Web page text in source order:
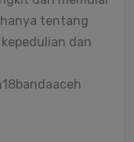
hanya tentang
dan